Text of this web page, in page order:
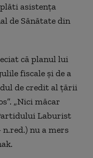
asistența
de Sănătate din
că planul lui
fiscale şi de a
de credit al ţării
”. „Nici măcar
Laburist
nu a mers